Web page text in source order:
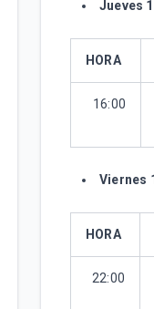
Jueves
HORA
16:00
Viernes
HORA
22:00